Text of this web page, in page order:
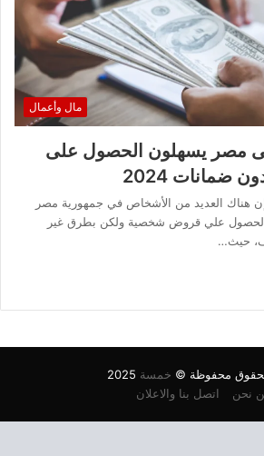
مال وأعمال
مصر يسهلون الحصول على
2024
العديد من الأشخاص في جمهورية مصر
الحصول علي قروض شخصية ولكن بطرق غير
حيث…
محفوظة © خمسة
نحن
اتصل بنا والاعلان